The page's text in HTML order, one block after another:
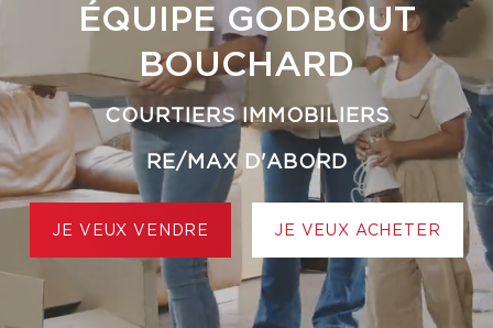
ÉQUIPE GODBOUT
BOUCHARD
COURTIERS IMMOBILIERS
RE/MAX D'ABORD
JE VEUX VENDRE JE VEUX ACHETER